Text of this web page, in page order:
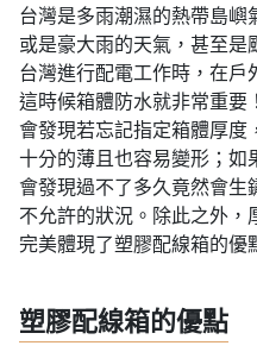
台灣是多雨潮濕的熱帶島
或是豪大雨的天氣，甚至
台灣進行配電工作時，在戶
這時候箱體防水就非常重要
會發現若忘記指定箱體厚度
十分的薄且也容易變形；如
會發現過不了多久竟然會生
不允許的狀況。除此之外
完美體現了塑膠配線箱的優
塑膠配線箱的優點